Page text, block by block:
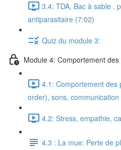
3.4: TDA, Bac à sable ,
antiparasitaire (7:02)
Quiz du module 3:
Module 4: Comportement
4.1: Comportement des
order), sons, communication
4.2: Stress, empathie,
4.3 : La mue: Perte de